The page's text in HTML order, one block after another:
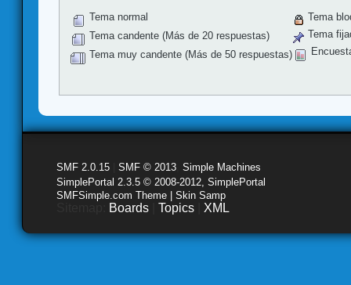
Tema normal
Tema candente (Más de 20 respuestas)
Tema muy candente (Más de 50 respuestas)
Tema
Tema
SMF 2.0.15 SMF © 2013 Simple Machines
SimplePortal 2.3.5 © 2008-2012, SimplePortal
SMFSimple.com Theme | Skin Samp
Boards Topics XML